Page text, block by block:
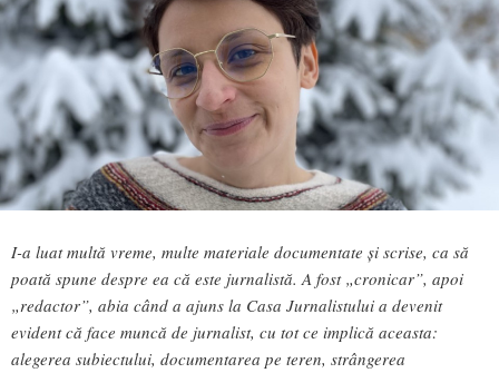
I-a luat multă vreme, multe materiale documentate și scrise, ca să
poată spune despre ea că este jurnalistă. A fost „cronicar”, apoi
„redactor”, abia când a ajuns la Casa Jurnalistului a devenit
evident că face muncă de jurnalist, cu tot ce implică aceasta:
alegerea subiectului, documentarea pe teren, strângerea